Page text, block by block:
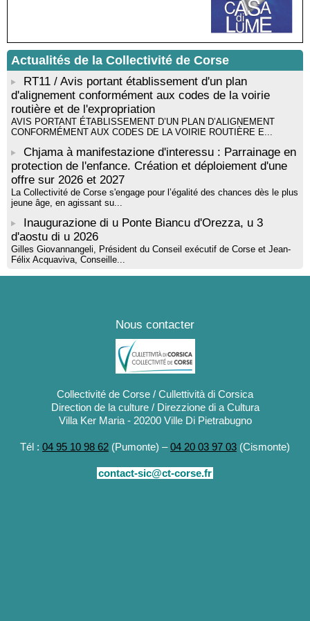
! Événement reporté ! Cycle de conférences peinture animé
par Alexandre Dominati - Mediateca territuriale di Santa Lucia di
Tallà
Actualités de la Collectivité de Corse
RT11 / Avis portant établissement d'un plan
d'alignement conformément aux codes de la voirie
routière et de l'expropriation
AVIS PORTANT ÉTABLISSEMENT D’UN PLAN D’ALIGNEMENT
CONFORMÉMENT AUX CODES DE LA VOIRIE ROUTIÈRE E...
Chjama à manifestazione d'interessu : Parrainage en
protection de l'enfance. Création et déploiement d'une
offre sur 2026 et 2027
La Collectivité de Corse s'engage pour l’égalité des chances dès le plus
jeune âge, en agissant su...
Inaugurazione di u Ponte Biancu d'Orezza, u 3
d'aostu di u 2026
Gilles Giovannangeli, Président du Conseil exécutif de Corse et Jean-
Félix Acquaviva, Conseille...
Nous contacter
Collectivité de Corse / Cullettività di Corsica
Direction de la culture / Direzzione di a Cultura
Villa Ker Maria - 20200 Ville Di Pietrabugno
Tél : 04 95 10 98 62 (Pumonte) –04 20 03 97 03 (Cismonte)
contact-sic@ct-corse.fr